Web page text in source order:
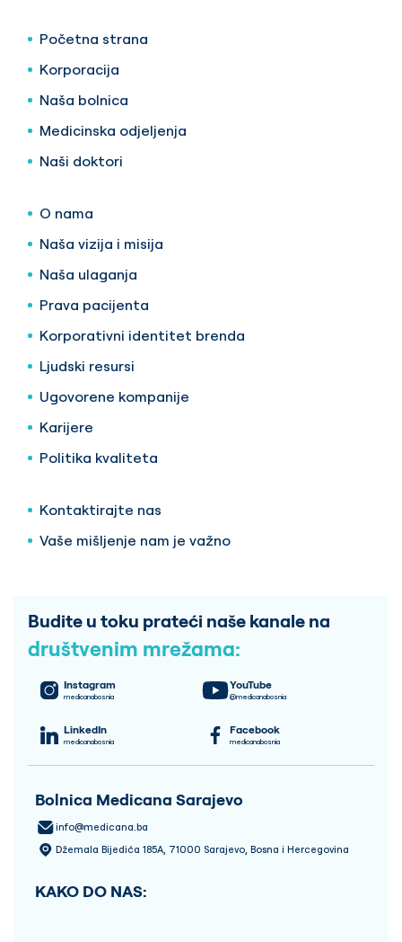
Početna strana
Korporacija
Naša bolnica
Medicinska odjeljenja
Naši doktori
O nama
Naša vizija i misija
Naša ulaganja
Prava pacijenta
Korporativni identitet brenda
Ljudski resursi
Ugovorene kompanije
Karijere
Politika kvaliteta
Kontaktirajte nas
Vaše mišljenje nam je važno
Budite u toku prateći naše kanale na
društvenim mrežama:
Instagram
medicanabosnia
YouTube
@medicanabosnia
LinkedIn
medicanabosnia
Facebook
medicanabosnia
Bolnica Medicana Sarajevo
info@medicana.ba
Džemala Bijedića 185A, 71000 Sarajevo, Bosna i Hercegovina
KAKO DO NAS: